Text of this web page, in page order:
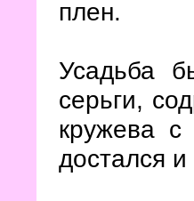
плен.
Усадьба
серьги,
кружева
достался